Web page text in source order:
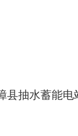
县抽水蓄能